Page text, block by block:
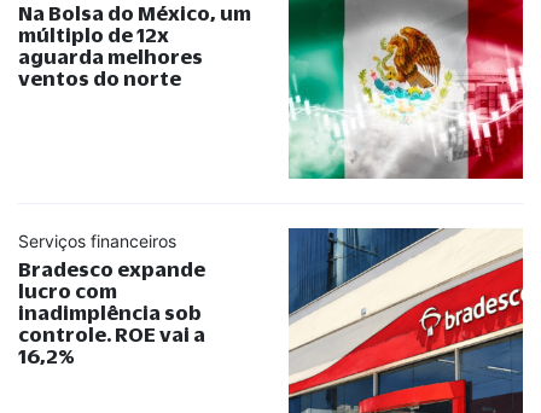
Na Bolsa do México, um
múltiplo de 12x
aguarda melhores
ventos do norte
Serviços financeiros
Bradesco expande
lucro com
inadimplência sob
controle. ROE vai a
16,2%